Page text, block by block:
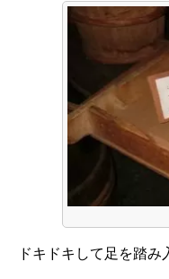
ドキドキして足を踏